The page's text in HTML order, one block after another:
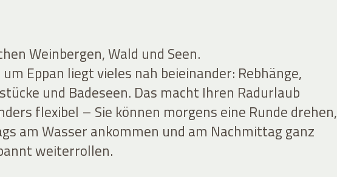
Weinbergen, Wald und Seen.
um Eppan liegt vieles nah beieinander: Rebhänge,
und Badeseen. Das macht Ihren Radurlaub
flexibel – Sie können morgens eine Runde drehen,
am Wasser ankommen und am Nachmittag ganz
weiterrollen.